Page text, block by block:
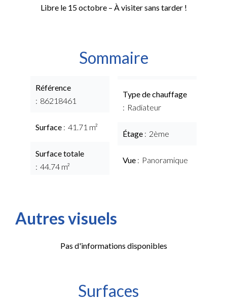
Libre le 15 octobre – À visiter sans tarder !
Sommaire
Référence
86218461
Surface 41.71 m²
Surface totale
44.74 m²
Type de chauffage
Radiateur
Étage 2ème
Vue Panoramique
Autres visuels
Pas d'informations disponibles
Surfaces